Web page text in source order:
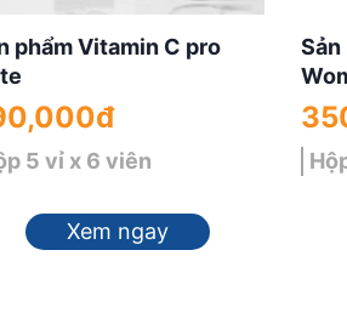
phẩm Vitamin C pro
5 vỉ x 6 viên
Xem ngay
Sản